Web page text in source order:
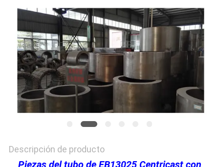
MAPA
DEL
SITIO
POLÍTICA
Descripción de producto